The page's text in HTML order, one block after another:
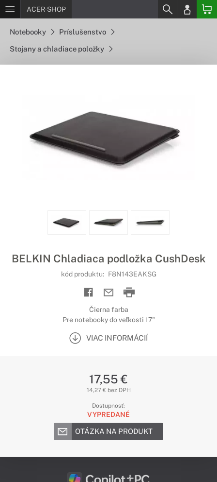
ACER-SHOP
Notebooky Príslušenstvo
Stojany a chladiace položky
BELKIN Chladiaca podložka CushDesk
kód produktu: F8N143EAKSG
Čierna farba
Pre notebooky do veľkosti 17"
VIAC INFORMÁCIÍ
17,55 €
14,27 € bez DPH
Dostupnosť:
VYPREDANÉ
OTÁZKA NA PRODUKT